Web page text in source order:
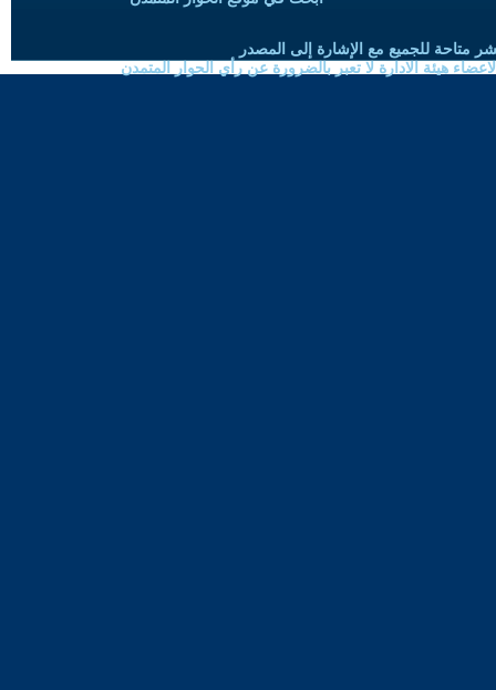
متاحة للجميع مع الإشارة إلى المصدر
هيئة الادارة لا تعبر بالضرورة عن رأي الحوار المتمدن